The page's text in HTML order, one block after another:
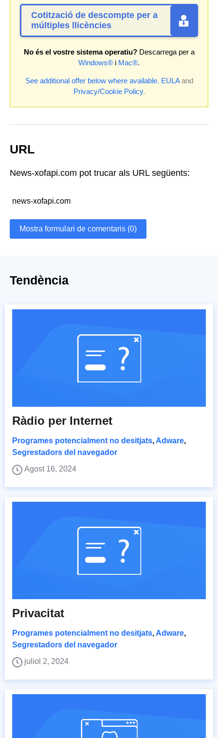
Cotització de descompte per a
múltiples llicències
No és el vostre sistema operatiu?Descarrega per a
Windows® i Mac®.
See additional offer below where available. EULAand
Privacy/Cookie Policy.
URL
News-xofapi.com pot trucar als URL següents:
news-xofapi.com
Mostra formulari de comentaris (0)
Tendència
Ràdio per Internet
Programes potencialment no desitjats, Adware,
Segrestadors del navegador
Agost 16, 2024
Privacitat
Programes potencialment no desitjats, Adware,
Segrestadors del navegador
juliol 2, 2024